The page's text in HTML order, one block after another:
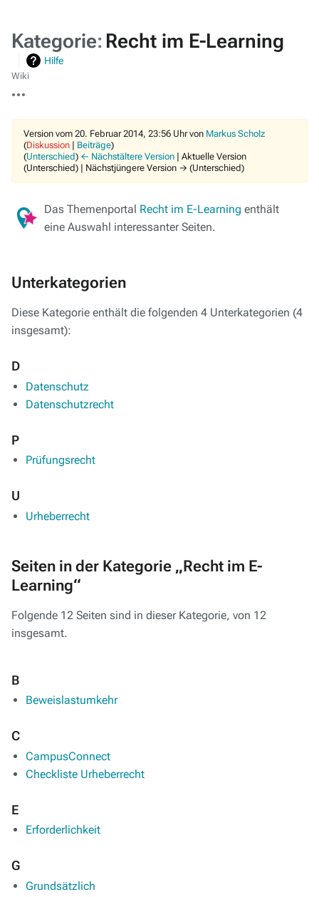
Kategorie: Recht im E-Learning
Hilfe
Wiki
Aktionen
Version vom 20. Februar 2014, 23:56 Uhr von Markus Scholz
(Diskussion | Beiträge)
(Unterschied) ← Nächstältere Version | Aktuelle Version
(Unterschied) | Nächstjüngere Version → (Unterschied)
Das Themenportal Recht im E-Learning enthält
eine Auswahl interessanter Seiten.
Unterkategorien
Diese Kategorie enthält die folgenden 4 Unterkategorien (4
insgesamt):
D
Datenschutz
Datenschutzrecht
P
Prüfungsrecht
U
Urheberrecht
Seiten in der Kategorie „Recht im E-
Learning“
Folgende 12 Seiten sind in dieser Kategorie, von 12
insgesamt.
B
Beweislastumkehr
C
CampusConnect
Checkliste Urheberrecht
E
Erforderlichkeit
G
Grundsätzlich